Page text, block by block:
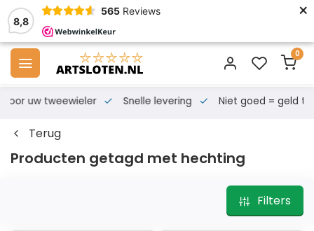
8,8
565 Reviews ×
0
voor uw tweewieler Snelle levering Niet goed = geld
Terug
Producten getagd met hechting
Filters